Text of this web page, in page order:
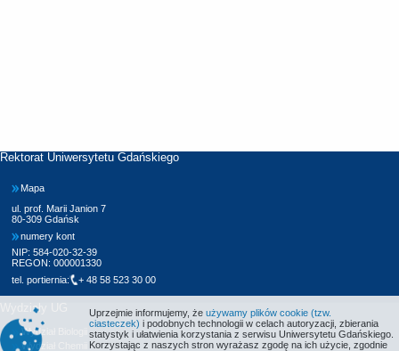
Rektorat Uniwersytetu Gdańskiego
Mapa
ul. prof. Marii Janion 7
80-309 Gdańsk
numery kont
NIP: 584-020-32-39
REGON: 000001330
tel. portiernia:
+ 48 58 523 30 00
Wydziały UG
Wydział Biologii
Wydział Chemii
Uprzejmie informujemy, że używamy plików cookie (tzw.
ciasteczek) i podobnych technologii w celach autoryzacji, zbierania
statystyk i ułatwienia korzystania z serwisu Uniwersytetu Gdańskiego.
Korzystając z naszych stron wyrażasz zgodę na ich użycie, zgodnie